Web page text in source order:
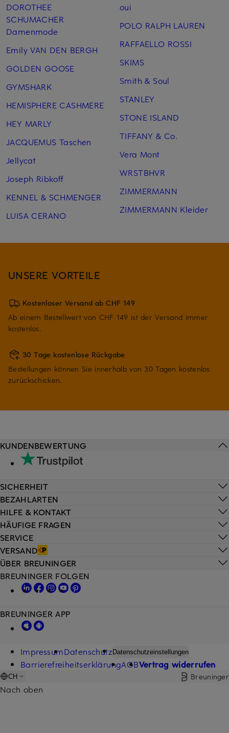
DOROTHEE
SCHUMACHER
Damenmode
Emily VAN DEN BERGH
GOLDEN GOOSE
GYMSHARK
HEMISPHERE CASHMERE
HEY MARLY
JACQUEMUS Taschen
Jellycat
Joseph Ribkoff
KENNEL & SCHMENGER
LUISA CERANO
oui
POLO RALPH LAUREN
RAFFAELLO ROSSI
SKIMS
Smith & Soul
STANLEY
STONE ISLAND
TIFFANY & Co.
Vera Mont
WRSTBHVR
ZIMMERMANN
ZIMMERMANN Kleider
UNSERE VORTEILE
Kostenloser Versand ab CHF 149
Ab einem Bestellwert von CHF 149 ist der Versand immer
kostenlos.
30 Tage kostenlose Rückgabe
Bestellungen können Sie innerhalb von 30 Tagen kostenlos
zurückschicken.
HILFE & KONTAKT
HÄUFIGE FRAGEN
SERVICE
VERSAND
KUNDENBEWERTUNG
SICHERHEIT
BEZAHLARTEN
ÜBER BREUNINGER
BREUNINGER FOLGEN
BREUNINGER APP
ImpressumDatenschutzDatenschutzeinstellungen
BarrierefreiheitserklärungAGBVertrag widerrufen
CH Breuninger
Nach oben